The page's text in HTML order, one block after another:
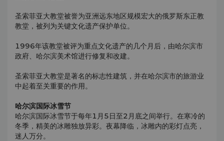
圣索菲亚大教堂被誉为亚洲远东地区规模宏大的俄罗斯东正教
教堂，被列为关键文化遗产保护单位。
1996年该教堂被评为重点文化遗产的几个月后，由哈尔滨市
政府、哈尔滨美术馆进行修复和改建。
圣索菲亚大教堂是著名的标志性建筑，并在哈尔滨市的旅游业
中起着至关重要的作用。
哈尔滨国际冰雪节
哈尔滨国际冰雪节于每年1月5日至2月底之间举行。在寒冷的
冬季，精美的冰雕独放异彩。夜幕降临，冰雕内的彩灯点亮，
迷人万分。